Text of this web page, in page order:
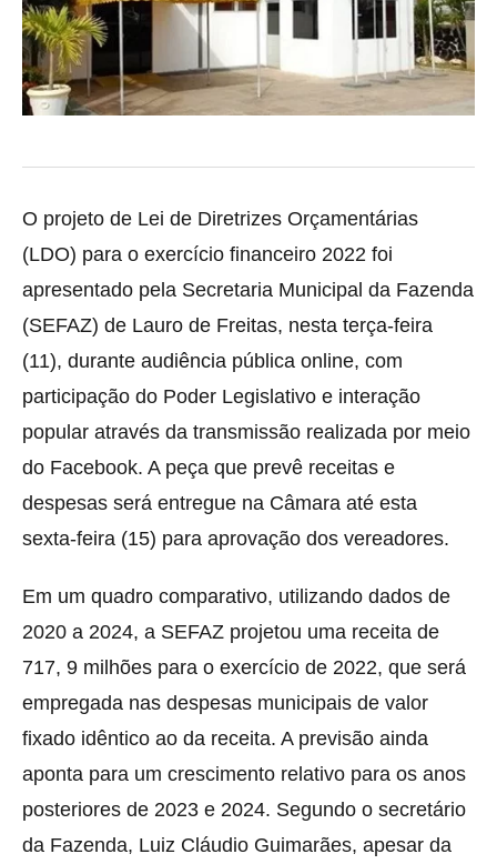
O projeto de Lei de Diretrizes Orçamentárias
(LDO) para o exercício financeiro 2022 foi
apresentado pela Secretaria Municipal da Fazenda
(SEFAZ) de Lauro de Freitas, nesta terça-feira
(11), durante audiência pública online, com
participação do Poder Legislativo e interação
popular através da transmissão realizada por meio
do Facebook. A peça que prevê receitas e
despesas será entregue na Câmara até esta
sexta-feira (15) para aprovação dos vereadores.
Em um quadro comparativo, utilizando dados de
2020 a 2024, a SEFAZ projetou uma receita de
717, 9 milhões para o exercício de 2022, que será
empregada nas despesas municipais de valor
fixado idêntico ao da receita. A previsão ainda
aponta para um crescimento relativo para os anos
posteriores de 2023 e 2024. Segundo o secretário
da Fazenda, Luiz Cláudio Guimarães, apesar da